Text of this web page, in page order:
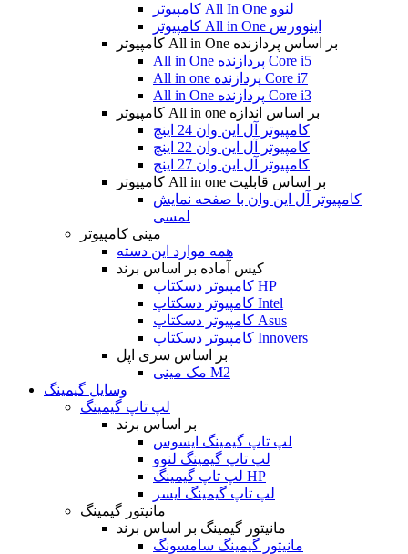
کامپیوتر All In One لنوو
کامپیوتر All in One اینوورس
کامپیوتر All in One بر اساس پردازنده
All in One پردازنده Core i5
All in one پردازنده Core i7
All in One پردازنده Core i3
کامپیوتر All in one بر اساس اندازه
کامپیوتر آل این وان 24 اینچ
کامپیوتر آل این وان 22 اینچ
کامپیوتر آل این وان 27 اینچ
کامپیوتر All in one بر اساس قابلیت
کامپیوتر آل این وان با صفحه نمایش
لمسی
مینی کامپیوتر
همه موارد این دسته
کیس آماده بر اساس برند
کامپیوتر دسکتاپ HP
کامپیوتر دسکتاپ Intel
کامپیوتر دسکتاپ Asus
کامپیوتر دسکتاپ Innovers
بر اساس سری اپل
مک مینی M2
وسایل گیمینگ
لپ تاپ گیمینگ
بر اساس برند
لپ تاپ گیمینگ ایسوس
لپ تاپ گیمینگ لنوو
لپ تاپ گیمینگ HP
لپ تاپ گیمینگ ایسر
مانیتور گیمینگ
مانیتور گیمینگ بر اساس برند
مانیتور گیمینگ سامسونگ